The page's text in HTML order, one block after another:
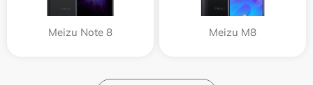
Meizu Note 8 Meizu M8